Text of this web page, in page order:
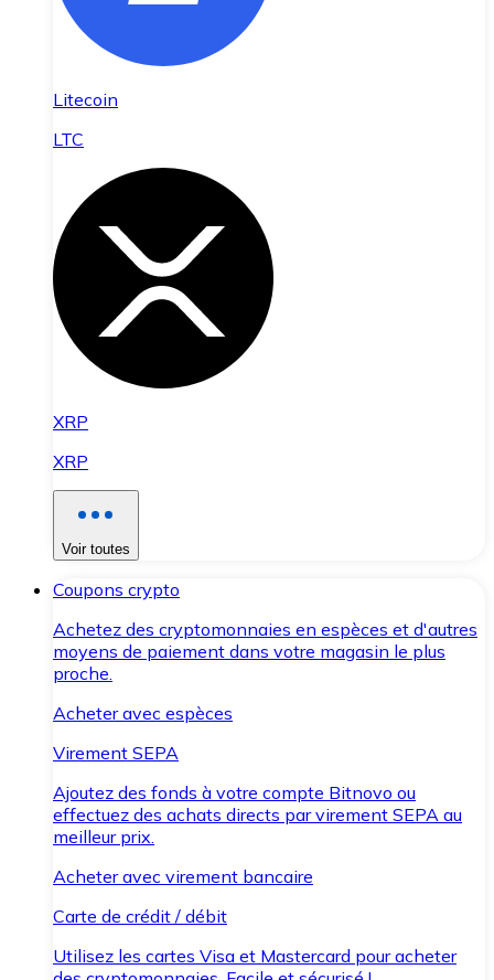
Litecoin
LTC
XRP
XRP
Voir toutes
Coupons crypto
Achetez des cryptomonnaies en espèces et d'autres
moyens de paiement dans votre magasin le plus
proche.
Acheter avec espèces
Virement SEPA
Ajoutez des fonds à votre compte Bitnovo ou
effectuez des achats directs par virement SEPA au
meilleur prix.
Acheter avec virement bancaire
Carte de crédit / débit
Utilisez les cartes Visa et Mastercard pour acheter